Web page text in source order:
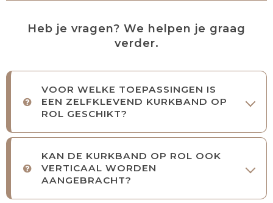
Heb je vragen? We helpen je graag
verder.
VOOR WELKE TOEPASSINGEN IS
EEN ZELFKLEVEND KURKBAND OP
ROL GESCHIKT?
KAN DE KURKBAND OP ROL OOK
VERTICAAL WORDEN
AANGEBRACHT?